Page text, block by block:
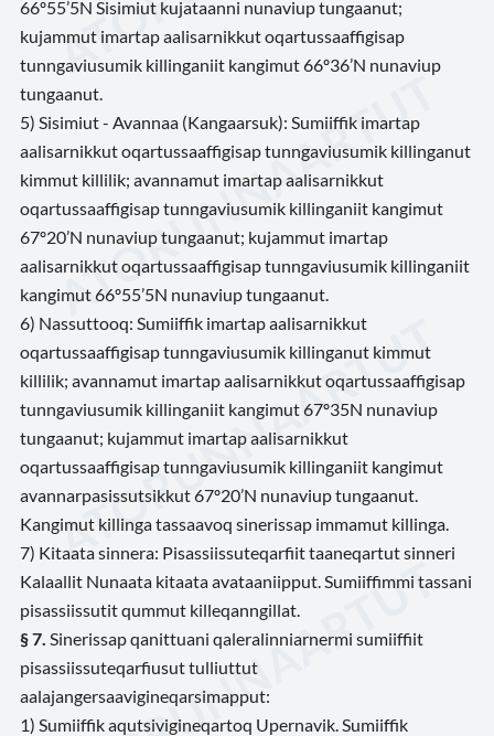
66º55’5N Sisimiut kujataanni nunaviup tungaanut;
kujammut imartap aalisarnikkut oqartussaaffigisap
tunngaviusumik killinganiit kangimut 66º36’N nunaviup
tungaanut.
5) Sisimiut - Avannaa (Kangaarsuk): Sumiiffik imartap
aalisarnikkut oqartussaaffigisap tunngaviusumik killinganut
kimmut killilik; avannamut imartap aalisarnikkut
oqartussaaffigisap tunngaviusumik killinganiit kangimut
67º20’N nunaviup tungaanut; kujammut imartap
aalisarnikkut oqartussaaffigisap tunngaviusumik killinganiit
kangimut 66º55’5N nunaviup tungaanut.
6) Nassuttooq: Sumiiffik imartap aalisarnikkut
oqartussaaffigisap tunngaviusumik killinganut kimmut
killilik; avannamut imartap aalisarnikkut oqartussaaffigisap
tunngaviusumik killinganiit kangimut 67º35N nunaviup
tungaanut; kujammut imartap aalisarnikkut
oqartussaaffigisap tunngaviusumik killinganiit kangimut
avannarpasissutsikkut 67º20’N nunaviup tungaanut.
Kangimut killinga tassaavoq sinerissap immamut killinga.
7) Kitaata sinnera: Pisassiissuteqarfiit taaneqartut sinneri
Kalaallit Nunaata kitaata avataaniipput. Sumiiffimmi tassani
pisassiissutit qummut killeqanngillat.
§ 7. Sinerissap qanittuani qaleralinniarnermi sumiiffiit
pisassiissuteqarfiusut tulliuttut
aalajangersaavigineqarsimapput:
1) Sumiiffik aqutsivigineqartoq Upernavik. Sumiiffik